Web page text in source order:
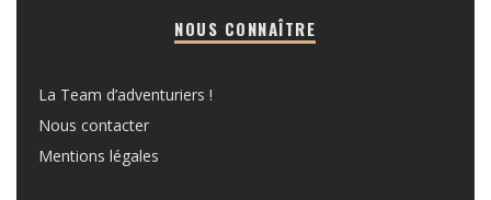
NOUS CONNAÎTRE
La Team d’adventuriers !
Nous contacter
Mentions légales